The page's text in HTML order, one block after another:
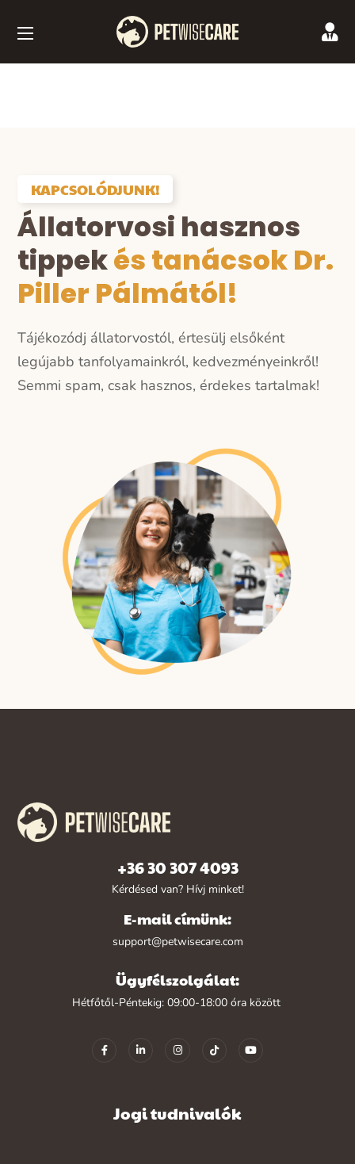
KAPCSOLÓDJUNK!
Állatorvosi hasznos
tippekés tanácsok Dr.
Piller Pálmától!
Tájékozódj állatorvostól, értesülj elsőként
legújabb tanfolyamainkról, kedvezményeinkről!
Semmi spam, csak hasznos, érdekes tartalmak!
+36 30 307 4093
Kérdésed van? Hívj minket!
E-mail címünk:
support@petwisecare.com
Ügyfélszolgálat:
Hétfőtől-Péntekig: 09:00-18:00 óra között
Jogi tudnivalók